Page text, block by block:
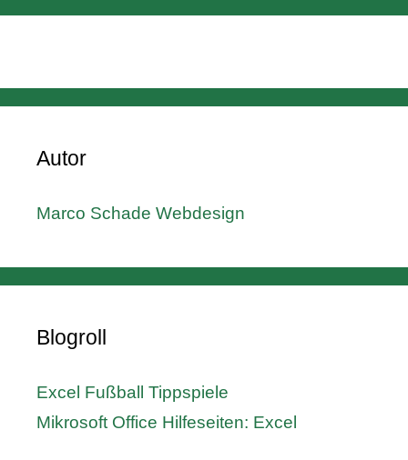
Autor
Marco Schade Webdesign
Blogroll
Excel Fußball Tippspiele
Mikrosoft Office Hilfeseiten: Excel